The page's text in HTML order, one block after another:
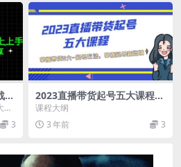
结
多
3
2023直播带货起号五大课程，
掌握带货5大-起号方法，掌握
起新号逻辑
课程大纲
3 年前
3